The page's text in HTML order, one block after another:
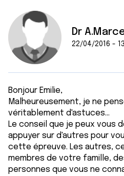
Dr
22/04/2016 -
Bonjour Emilie,
Malheureusement, je ne
véritablement d'astuces...
Le conseil que je peux vous
appuyer sur d'autres pour
cette épreuve. Les autres,
membres de votre famille,
personnes que vous ne